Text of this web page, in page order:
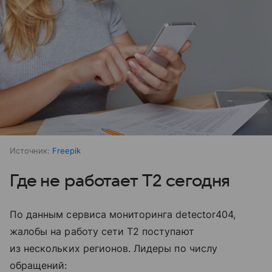
Источник: Freepik
Где не работает T2 сегодня
По данным сервиса мониторинга detector404,
жалобы на работу сети T2 поступают
из нескольких регионов. Лидеры по числу
обращений: